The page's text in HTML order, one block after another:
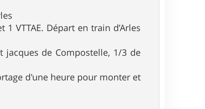
VTTAE. Départ en train d’Arles
de Compostelle, 1/3 de
d'une heure pour monter et